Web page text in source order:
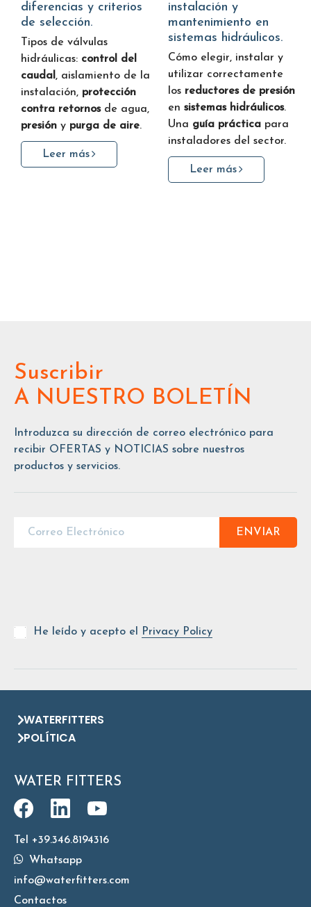
diferencias y criterios
de selección.
Tipos de válvulas
hidráulicas: control del
caudal, aislamiento de la
instalación, protección
contra retornosde agua,
presión y purga de aire.
Leer más
instalación y
mantenimiento en
sistemas hidráulicos.
Cómo elegir, instalar y
utilizar correctamente
los reductores de presión
en sistemas hidráulicos.
Una guía práctica para
instaladores del sector.
Leer más
Suscribir
A NUESTRO BOLETÍN
Introduzca su dirección de correo electrónico para
recibir OFERTAS y NOTICIAS sobre nuestros
productos y servicios.
ENVIAR
He leído y acepto el Privacy Policy
WATERFITTERS
POLÍTICA
WATER FITTERS
Tel +39.346.8194316
Whatsapp
info@waterfitters.com
Contactos